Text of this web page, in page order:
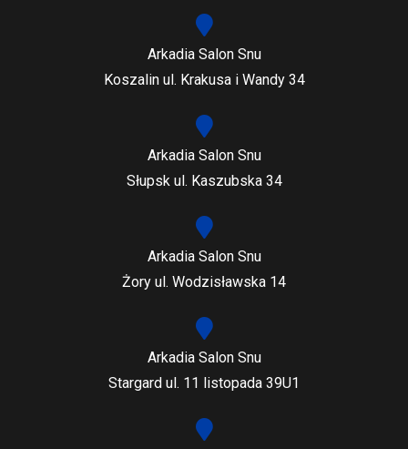
Arkadia Salon Snu
Koszalin ul. Krakusa i Wandy 34
Arkadia Salon Snu
Słupsk ul. Kaszubska 34
Arkadia Salon Snu
Żory ul. Wodzisławska 14
Arkadia Salon Snu
Stargard ul. 11 listopada 39U1